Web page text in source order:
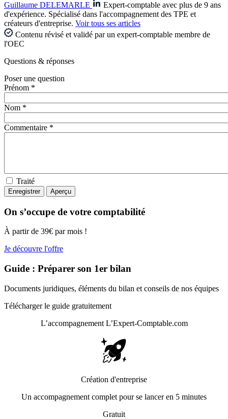
Guillaume DELEMARLE
Expert-comptable avec plus de 9 ans
d'expérience. Spécialisé dans l'accompagnement des TPE et
créateurs d'entreprise. Voir tous ses articles
Contenu révisé et validé par un expert-comptable membre de
l'OEC
Questions & réponses
Poser une question
Prénom *
Nom *
Commentaire *
Traité
On s’occupe de votre comptabilité
À partir de 39€ par mois !
Je découvre l'offre
Guide : Préparer son 1er bilan
Documents juridiques, éléments du bilan et conseils de nos équipes
Télécharger le guide gratuitement
L’accompagnement L’Expert-Comptable.com
Création d'entreprise
Un accompagnement complet pour se lancer en 5 minutes
Gratuit